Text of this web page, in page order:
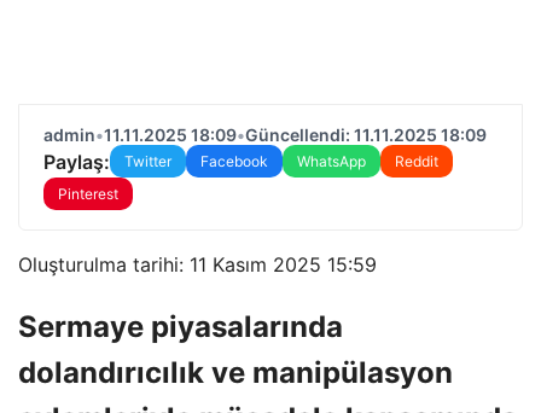
admin•11.11.2025 18:09•Güncellendi: 11.11.2025 18:09
Paylaş: Twitter Facebook WhatsApp
Reddit
Pinterest
Oluşturulma tarihi: 11 Kasım 2025 15:59
Sermaye piyasalarında
dolandırıcılık ve manipülasyon